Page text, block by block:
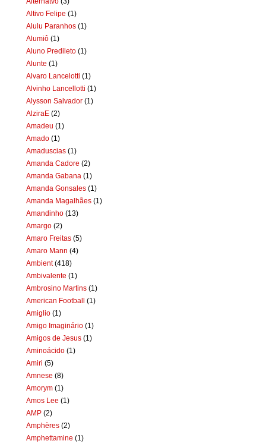
Altivo Felipe (1)
Alulu Paranhos (1)
Alumiô (1)
Aluno Predileto (1)
Alunte (1)
Alvaro Lancelotti (1)
Alvinho Lancellotti (1)
Alysson Salvador (1)
AlziraE (2)
Amadeu (1)
Amado (1)
Amaduscias (1)
Amanda Cadore (2)
Amanda Gabana (1)
Amanda Gonsales (1)
Amanda Magalhães (1)
Amandinho (13)
Amargo (2)
Amaro Freitas (5)
Amaro Mann (4)
Ambient (418)
Ambivalente (1)
Ambrosino Martins (1)
American Football (1)
Amiglio (1)
Amigo Imaginário (1)
Amigos de Jesus (1)
Aminoácido (1)
Amiri (5)
Amnese (8)
Amorym (1)
Amos Lee (1)
AMP (2)
Amphères (2)
Amphettamine (1)